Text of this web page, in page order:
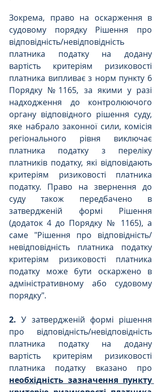
Зокрема, право на оскарження в
судовому порядку Рішення про
відповідність/невідповідність
платника податку на додану
вартість критеріям ризиковості
платника випливає з норм пункту 6
Порядку №1165, за якими у разі
надходження до контролюючого
органу відповідного рішення суду,
яке набрало законної сили, комісія
регіонального рівня виключає
платника податку з переліку
платників податку, які відповідають
критеріям ризиковості платника
податку. Право на звернення до
суду також передбачено в
затвердженій формі Рішення
(додаток 4 до Порядку № 1165), а
саме "Рішення про відповідність/
невідповідність платника податку
критеріям ризиковості платника
податку може бути оскаржено в
адміністративному або судовому
порядку".
2. У затвердженій формі рішення
про відповідність/невідповідність
платника податку на додану
вартість критеріям ризиковості
необхідність зазначення пункту